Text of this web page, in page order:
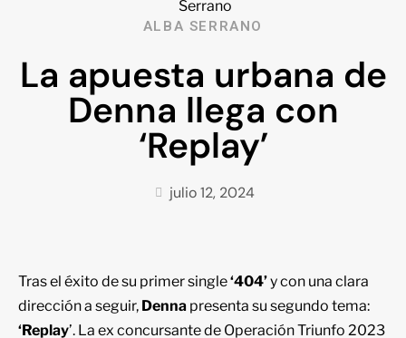
ALBA SERRANO
La apuesta urbana de
Denna llega con
‘Replay’
julio 12, 2024
Tras el éxito de su primer single‘404’y con una clara
dirección a seguir, Denna presenta su segundo tema:
‘Replay’. La ex concursante de Operación Triunfo 2023